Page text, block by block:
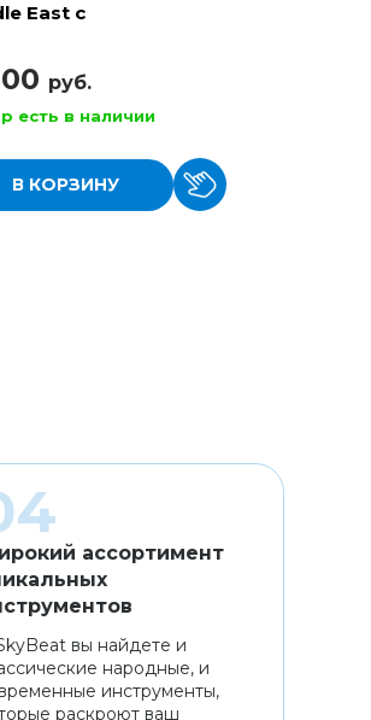
East с
)
руб.
есть в наличии
В КОРЗИНУ
ассортимент
вы найдете и
народные, и
инструменты,
раскроют ваш